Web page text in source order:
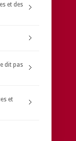
et des
dit pas
et